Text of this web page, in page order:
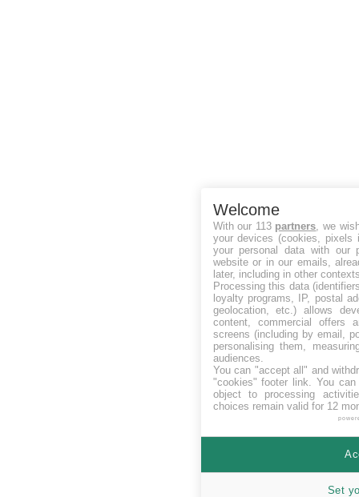
Welcome
With our 113 partners, we
your devices (cookies, pixels
your personal data with our
website or in our emails,
later, including in other
Processing this data
loyalty programs, IP, postal
geolocation, etc.) allows
content, commercial offers
screens (including by email,
personalising them,
audiences.
You can "accept all" and
"cookies" footer link. You can
object to processing
choices remain valid for 12
Set